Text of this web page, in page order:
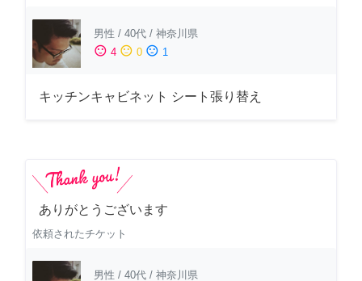
男性 / 40代 / 神奈川県
sentiment_satisfied 4 sentiment_neutral 0 sentiment_dissatisfied 1
キッチンキャビネット シート張り替え
ありがとうございます
依頼されたチケット
男性 / 40代 / 神奈川県